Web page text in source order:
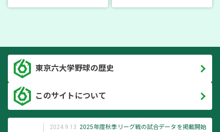
東京六大学野球の歴史
このサイトについて
2024.9.13 2025年度秋季リーグ戦の試合データを掲載開始